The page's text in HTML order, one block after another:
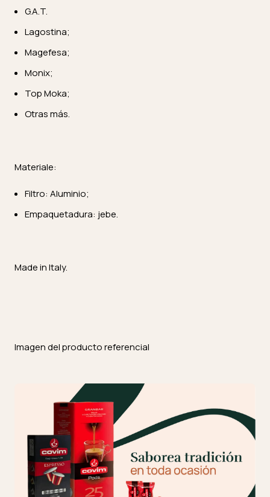
G.A.T.
Lagostina;
Magefesa;
Monix;
Top Moka;
Otras más.
Materiale:
Filtro: Aluminio;
Empaquetadura: jebe.
Made in Italy.
Imagen del producto referencial